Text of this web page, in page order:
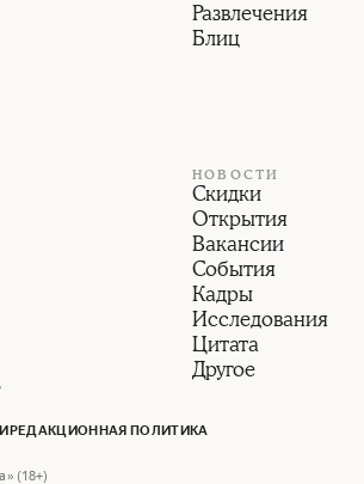
Развлечения
Блиц
НОВОСТИ
Скидки
Открытия
Вакансии
События
Кадры
Исследования
Цитата
Другое
РЕДАКЦИОННАЯ ПОЛИТИКА
(18+)